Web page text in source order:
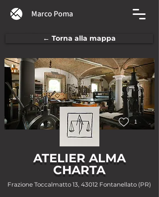
Marco Poma
← Torna alla mappa
1
ATELIER ALMA
CHARTA
Frazione Toccalmatto 13, 43012 Fontanellato (PR)